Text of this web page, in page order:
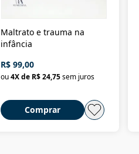
Maltrato e trauma na
infância
R$ 99,00
ou4X de R$ 24,75sem juros
Comprar